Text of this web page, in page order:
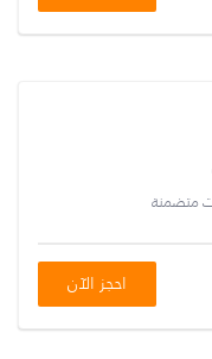
متضمنة
احجز الآن